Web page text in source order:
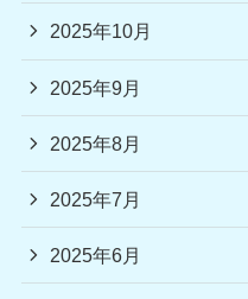
2025年10月
2025年9月
2025年8月
2025年7月
2025年6月